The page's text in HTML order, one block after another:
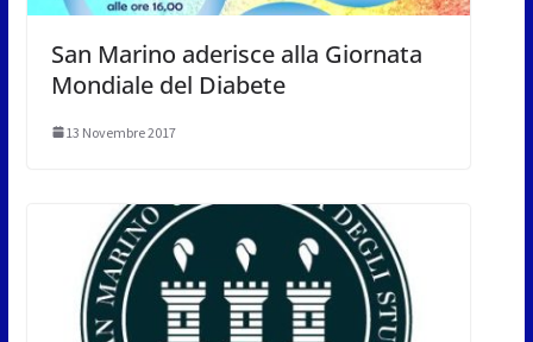
San Marino aderisce alla Giornata
Mondiale del Diabete
13 Novembre 2017